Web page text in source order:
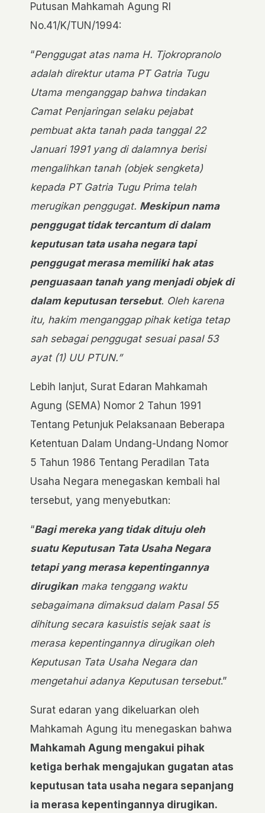
Putusan Mahkamah Agung RI
No.41/K/TUN/1994:
“Penggugat atas nama H. Tjokropranolo
adalah direktur utama PT Gatria Tugu
Utama menganggap bahwa tindakan
Camat Penjaringan selaku pejabat
pembuat akta tanah pada tanggal 22
Januari 1991 yang di dalamnya berisi
mengalihkan tanah (objek sengketa)
kepada PT Gatria Tugu Prima telah
merugikan penggugat. Meskipun nama
penggugat tidak tercantum di dalam
keputusan tata usaha negara tapi
penggugat merasa memiliki hak atas
penguasaan tanah yang menjadi objek di
dalam keputusan tersebut. Oleh karena
itu, hakim menganggap pihak ketiga tetap
sah sebagai penggugat sesuai pasal 53
ayat (1) UU PTUN.”
Lebih lanjut, Surat Edaran Mahkamah
Agung (SEMA) Nomor 2 Tahun 1991
Tentang Petunjuk Pelaksanaan Beberapa
Ketentuan Dalam Undang-Undang Nomor
5 Tahun 1986 Tentang Peradilan Tata
Usaha Negara menegaskan kembali hal
tersebut, yang menyebutkan:
“Bagi mereka yang tidak dituju oleh
suatu Keputusan Tata Usaha Negara
tetapi yang merasa kepentingannya
dirugikan maka tenggang waktu
sebagaimana dimaksud dalam Pasal 55
dihitung secara kasuistis sejak saat is
merasa kepentingannya dirugikan oleh
Keputusan Tata Usaha Negara dan
mengetahui adanya Keputusan tersebut.”
Surat edaran yang dikeluarkan oleh
Mahkamah Agung itu menegaskan bahwa
Mahkamah Agung mengakui pihak
ketiga berhak mengajukan gugatan atas
keputusan tata usaha negara sepanjang
ia merasa kepentingannya dirugikan.